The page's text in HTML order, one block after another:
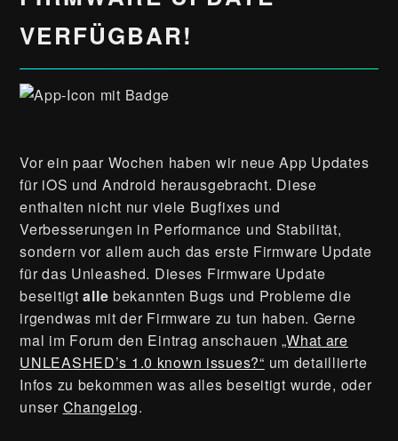
VERFÜGBAR!
Vor ein paar Wochen haben wir neue App Updates
für iOS und Android herausgebracht. Diese
enthalten nicht nur viele Bugfixes und
Verbesserungen in Performance und Stabilität,
sondern vor allem auch das erste Firmware Update
für das Unleashed. Dieses Firmware Update
beseitigtalle bekannten Bugs und Probleme die
irgendwas mit der Firmware zu tun haben. Gerne
mal im Forum den Eintrag anschauen„What are
UNLEASHED’s 1.0 known issues?“ um detaillierte
Infos zu bekommen was alles beseitigt wurde, oder
unser Changelog.